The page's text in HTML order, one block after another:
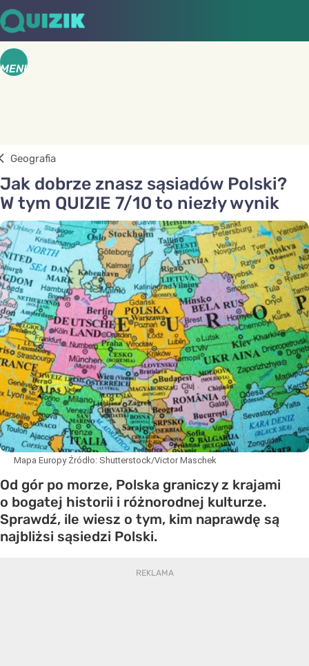
MENU
Geografia
Jak dobrze znasz sąsiadów Polski?
W tym QUIZIE 7/10 to niezły wynik
Mapa Europy Źródło: Shutterstock/Victor Maschek
Od gór po morze, Polska graniczy z krajami
o bogatej historii i różnorodnej kulturze.
Sprawdź, ile wiesz o tym, kim naprawdę są
najbliżsi sąsiedzi Polski.